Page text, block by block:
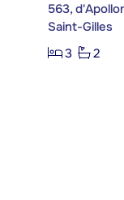
563,
Saint-Gilles
3
2